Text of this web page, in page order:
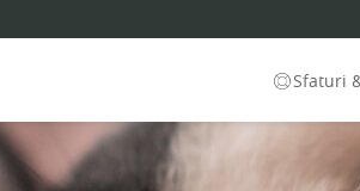
Sfaturi